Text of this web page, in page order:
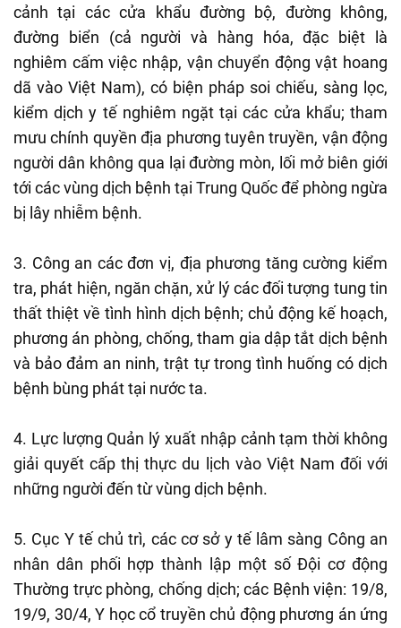
cảnh tại các cửa khẩu đường bộ, đường không,
đường biển (cả người và hàng hóa, đặc biệt là
nghiêm cấm việc nhập, vận chuyển động vật hoang
dã vào Việt Nam), có biện pháp soi chiếu, sàng lọc,
kiểm dịch y tế nghiêm ngặt tại các cửa khẩu; tham
mưu chính quyền địa phương tuyên truyền, vận động
người dân không qua lại đường mòn, lối mở biên giới
tới các vùng dịch bệnh tại Trung Quốc để phòng ngừa
bị lây nhiễm bệnh.
3. Công an các đơn vị, địa phương tăng cường kiểm
tra, phát hiện, ngăn chặn, xử lý các đối tượng tung tin
thất thiệt về tình hình dịch bệnh; chủ động kế hoạch,
phương án phòng, chống, tham gia dập tắt dịch bệnh
và bảo đảm an ninh, trật tự trong tình huống có dịch
bệnh bùng phát tại nước ta.
4. Lực lượng Quản lý xuất nhập cảnh tạm thời không
giải quyết cấp thị thực du lịch vào Việt Nam đối với
những người đến từ vùng dịch bệnh.
5. Cục Y tế chủ trì, các cơ sở y tế lâm sàng Công an
nhân dân phối hợp thành lập một số Đội cơ động
Thường trực phòng, chống dịch; các Bệnh viện: 19/8,
19/9, 30/4, Y học cổ truyền chủ động phương án ứng